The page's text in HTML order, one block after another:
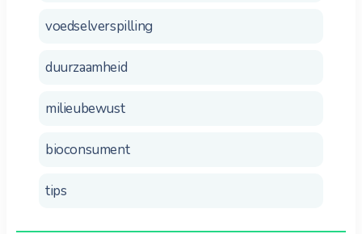
voedselverspilling
duurzaamheid
milieubewust
bioconsument
tips